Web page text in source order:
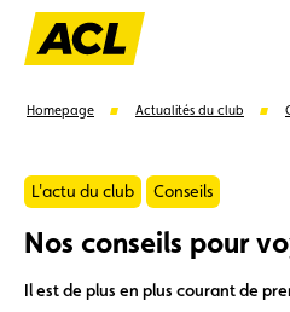
Homepage Actualités du club
L'actu du club Conseils
Nos conseils pour
Il est de plus en plus courant de